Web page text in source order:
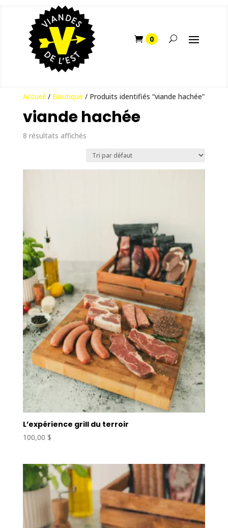
Accueil/ Boutique/ Produits identifiés “viande hachée”
viande hachée
8 résultats affichés
L’expérience grill du terroir
100,00 $